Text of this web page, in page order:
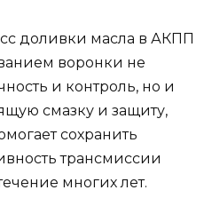
доливки масла в АКПП
воронки не
и контроль, но и
смазку и защиту,
сохранить
трансмиссии
многих лет.